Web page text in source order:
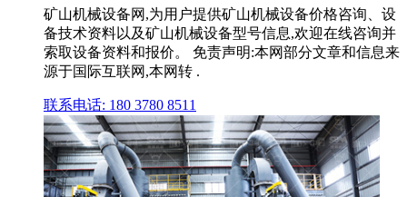
矿山机械设备网,为用户提供矿山机械设备价格咨询、设
备技术资料以及矿山机械设备型号信息,欢迎在线咨询并
索取设备资料和报价。 免责声明:本网部分文章和信息来
源于国际互联网,本网转 .
联系电话: 180 3780 8511